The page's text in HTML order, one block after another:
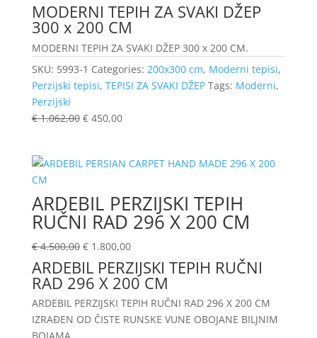
MODERNI TEPIH ZA SVAKI DŽEP
300 x 200 CM
MODERNI TEPIH ZA SVAKI DŽEP 300 x 200 CM.
SKU: 5993-1 Categories: 200x300 cm, Moderni tepisi,
Perzijski tepisi, TEPISI ZA SVAKI DŽEP Tags: Moderni,
Perzijski
€1.062,00 €450,00
ARDEBIL PERZIJSKI TEPIH
RUČNI RAD 296 X 200 CM
€4.500,00 €1.800,00
ARDEBIL PERZIJSKI TEPIH RUČNI
RAD 296 X 200 CM
ARDEBIL PERZIJSKI TEPIH RUČNI RAD 296 X 200 CM
IZRAĐEN OD ČISTE RUNSKE VUNE OBOJANE BILJNIM